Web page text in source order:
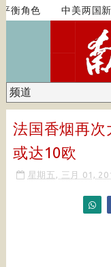
衡角色 中美两国
法国香烟再次
或达10欧
星期五, 三月 01,